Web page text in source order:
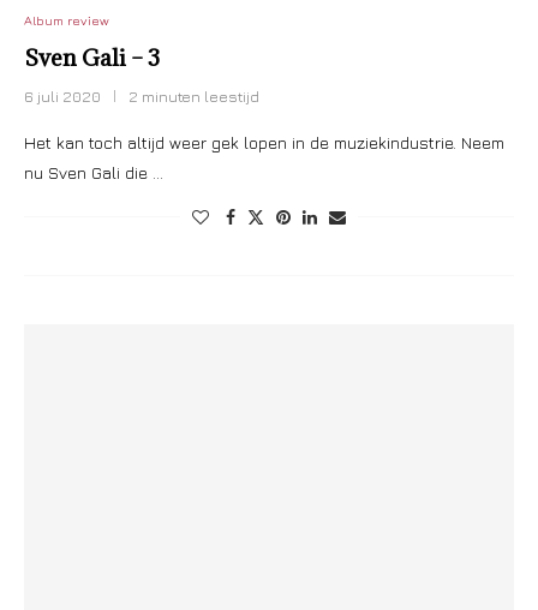
Album review
Sven Gali – 3
6 juli 2020 2 minuten leestijd
Het kan toch altijd weer gek lopen in de muziekindustrie. Neem
nu Sven Gali die …